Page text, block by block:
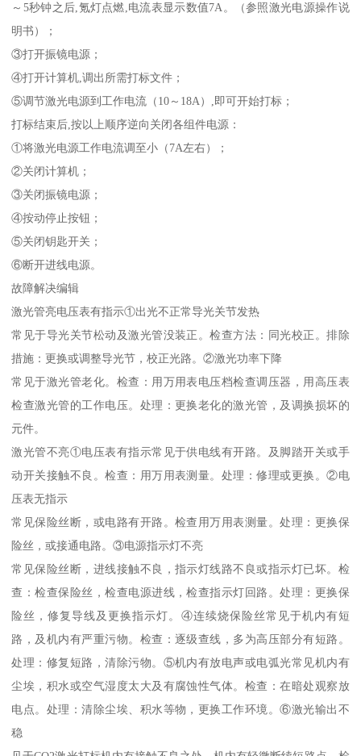
～5秒钟之后,氪灯点燃,电流表显示数值7A。（参照激光电源操作说
明书）；
③打开振镜电源；
④打开计算机,调出所需打标文件；
⑤调节激光电源到工作电流（10～18A）,即可开始打标；
打标结束后,按以上顺序逆向关闭各组件电源：
①将激光电源工作电流调至小（7A左右）；
②关闭计算机；
③关闭振镜电源；
④按动停止按钮；
⑤关闭钥匙开关；
⑥断开进线电源。
故障解决编辑
激光管亮电压表有指示①出光不正常导光关节发热
常见于导光关节松动及激光管没装正。检查方法：同光校正。排除
措施：更换或调整导光节，校正光路。②激光功率下降
常见于激光管老化。检查：用万用表电压档检查调压器，用高压表
检查激光管的工作电压。处理：更换老化的激光管，及调换损坏的
元件。
激光管不亮①电压表有指示常见于供电线有开路。及脚踏开关或手
动开关接触不良。检查：用万用表测量。处理：修理或更换。②电
压表无指示
常见保险丝断，或电路有开路。检查用万用表测量。处理：更换保
险丝，或接通电路。③电源指示灯不亮
常见保险丝断，进线接触不良，指示灯线路不良或指示灯已坏。检
查：检查保险丝，检查电源进线，检查指示灯回路。处理：更换保
险丝，修复导线及更换指示灯。④连续烧保险丝常见于机内有短
路，及机内有严重污物。检查：逐级查线，多为高压部分有短路。
处理：修复短路，清除污物。⑤机内有放电声或电弧光常见机内有
尘埃，积水或空气湿度太大及有腐蚀性气体。检查：在暗处观察放
电点。处理：清除尘埃、积水等物，更换工作环境。⑥激光输出不
稳